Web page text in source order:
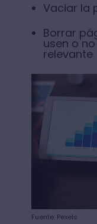
Vaciar la
Borrar
usen o
relevante
Fuente: Pexels